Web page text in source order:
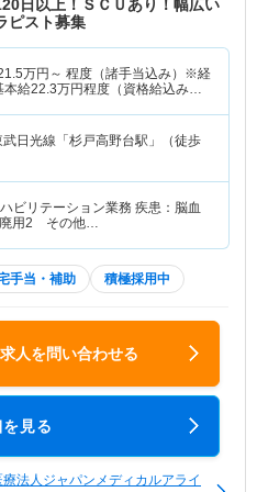
日以上！ＳＣＵあり！幅広い
ピスト募集
万円～ 程度（諸手当込み）※経
給22.3万円程度（資格給込み）
万円程度（残業代・期末賞与除
武日光線「杉戸高野台駅」（徒歩
ハビリテーション業務 疾患：脳血
用2 その他…
手当・補助 積極採用中
人を問い合わせる
見る
法人ジャパンメディカルアライ